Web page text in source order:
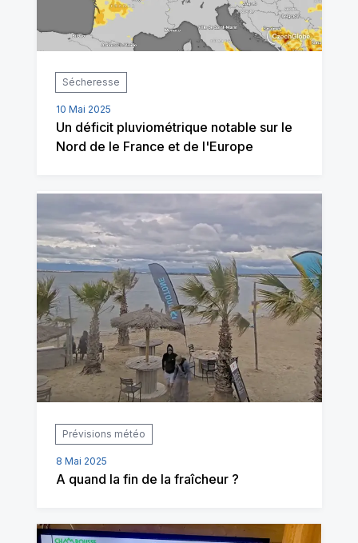
Sécheresse
10 Mai 2025
Un déficit pluviométrique notable sur le
Nord de le France et de l'Europe
Prévisions météo
8 Mai 2025
A quand la fin de la fraîcheur ?